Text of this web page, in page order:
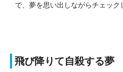
で、夢を思い出しながらチェック
飛び降りて自殺する夢